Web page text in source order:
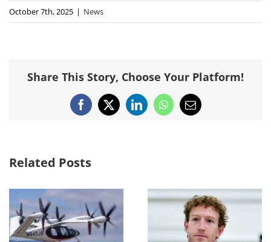
October 7th, 2025 | News
Share This Story, Choose Your Platform!
Facebook
X LinkedInWhatsApp
Email
Related Posts